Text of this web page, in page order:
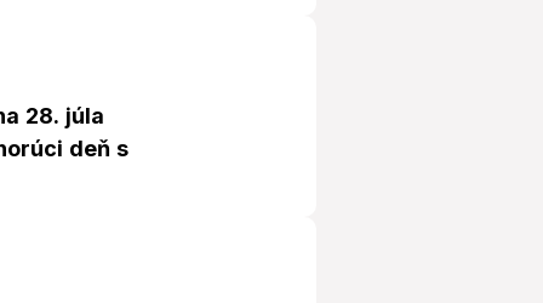
28. júla
deň s